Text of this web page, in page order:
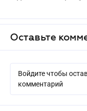
Оставьте
Войдите чтобы
комментарий